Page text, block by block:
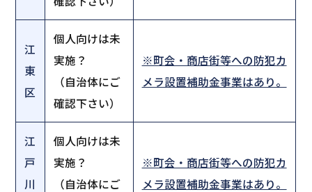
江
東
区
個人向けは未
実施？
（自治体にご
確認下さい）
※町会・商店街等への防犯カ
メラ設置補助金事業はあり。
江
戸
川
個人向けは未
実施？
（自治体にご
※町会・商店街等への防犯カ
メラ設置補助金事業はあり。